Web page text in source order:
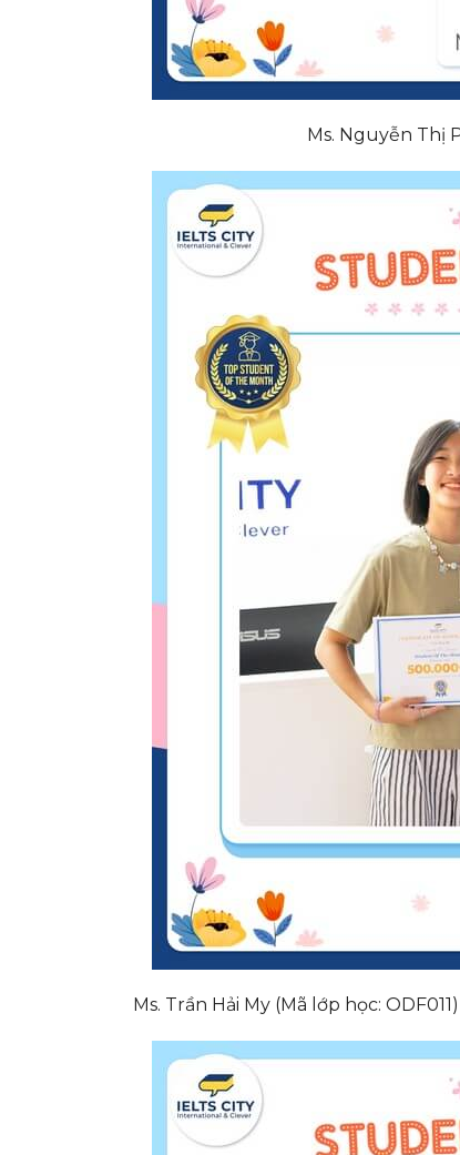
Ms. Nguyễn Thị
Ms. Trần Hải My (Mã lớp học: